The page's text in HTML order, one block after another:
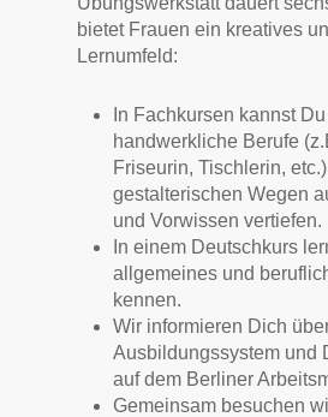
bietet Frauen ein kreatives
Lernumfeld:
In Fachkursen kannst
handwerkliche Berufe
Friseurin, Tischlerin,
gestalterischen Wegen
und Vorwissen vertiefen.
In einem Deutschkurs
allgemeines und
kennen.
Wir informieren Dich
Ausbildungssystem und
auf dem Berliner
Gemeinsam besuchen